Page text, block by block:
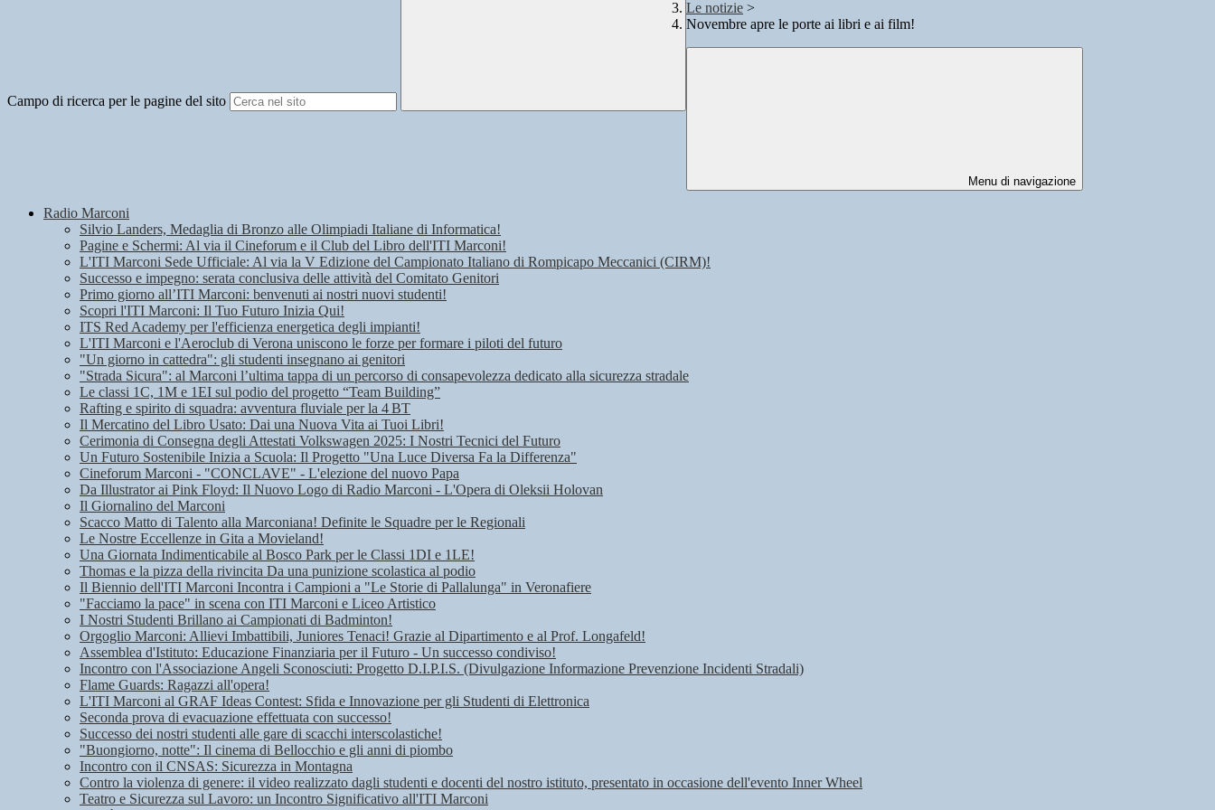
Campo di ricerca per le pagine del sito
Le notizie >
Novembre apre le porte ai libri e ai film!
Menu di navigazione
Radio Marconi
Silvio Landers, Medaglia di Bronzo alle Olimpiadi Italiane di Informatica!
Pagine e Schermi: Al via il Cineforum e il Club del Libro dell'ITI Marconi!
L'ITI Marconi Sede Ufficiale: Al via la V Edizione del Campionato Italiano di Rompicapo Meccanici (CIRM)!
Successo e impegno: serata conclusiva delle attività del Comitato Genitori
Primo giorno all’ITI Marconi: benvenuti ai nostri nuovi studenti!
Scopri l'ITI Marconi: Il Tuo Futuro Inizia Qui!
ITS Red Academy per l'efficienza energetica degli impianti!
L'ITI Marconi e l'Aeroclub di Verona uniscono le forze per formare i piloti del futuro
"Un giorno in cattedra": gli studenti insegnano ai genitori
"Strada Sicura": al Marconi l’ultima tappa di un percorso di consapevolezza dedicato alla sicurezza stradale
Le classi 1C, 1M e 1EI sul podio del progetto “Team Building”
Rafting e spirito di squadra: avventura fluviale per la 4 BT
Il Mercatino del Libro Usato: Dai una Nuova Vita ai Tuoi Libri!
Cerimonia di Consegna degli Attestati Volkswagen 2025: I Nostri Tecnici del Futuro
Un Futuro Sostenibile Inizia a Scuola: Il Progetto "Una Luce Diversa Fa la Differenza"
Cineforum Marconi - "CONCLAVE" - L'elezione del nuovo Papa
Da Illustrator ai Pink Floyd: Il Nuovo Logo di Radio Marconi - L'Opera di Oleksii Holovan
Il Giornalino del Marconi
Scacco Matto di Talento alla Marconiana! Definite le Squadre per le Regionali
Le Nostre Eccellenze in Gita a Movieland!
Una Giornata Indimenticabile al Bosco Park per le Classi 1DI e 1LE!
Thomas e la pizza della rivincita Da una punizione scolastica al podio
Il Biennio dell'ITI Marconi Incontra i Campioni a "Le Storie di Pallalunga" in Veronafiere
"Facciamo la pace" in scena con ITI Marconi e Liceo Artistico
I Nostri Studenti Brillano ai Campionati di Badminton!
Orgoglio Marconi: Allievi Imbattibili, Juniores Tenaci! Grazie al Dipartimento e al Prof. Longafeld!
Assemblea d'Istituto: Educazione Finanziaria per il Futuro - Un successo condiviso!
Incontro con l'Associazione Angeli Sconosciuti: Progetto D.I.P.I.S. (Divulgazione Informazione Prevenzione Incidenti Stradali)
Flame Guards: Ragazzi all'opera!
L'ITI Marconi al GRAF Ideas Contest: Sfida e Innovazione per gli Studenti di Elettronica
Seconda prova di evacuazione effettuata con successo!
Successo dei nostri studenti alle gare di scacchi interscolastiche!
"Buongiorno, notte": Il cinema di Bellocchio e gli anni di piombo
Incontro con il CNSAS: Sicurezza in Montagna
Contro la violenza di genere: il video realizzato dagli studenti e docenti del nostro istituto, presentato in occasione dell'evento Inner Wheel
Teatro e Sicurezza sul Lavoro: un Incontro Significativo all'ITI Marconi